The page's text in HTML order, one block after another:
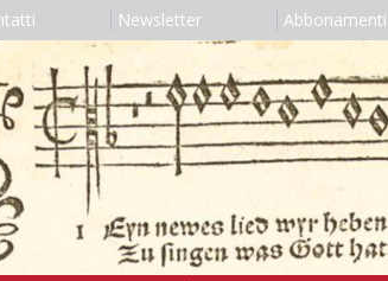
Newsletter Abbonamenti